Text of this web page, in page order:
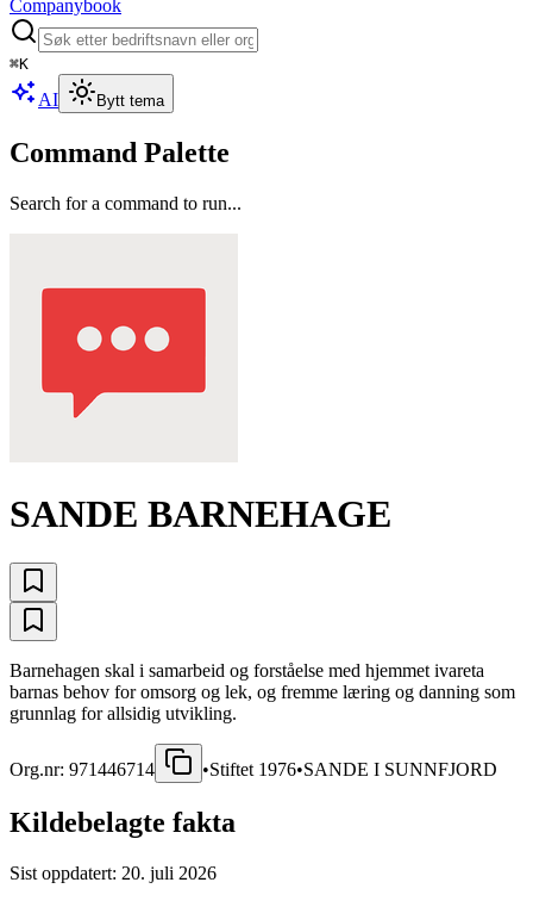
Companybook
⌘K
AI Bytt tema
Command Palette
Search for a command to run...
SANDE BARNEHAGE
Barnehagen skal i samarbeid og forståelse med hjemmet ivareta
barnas behov for omsorg og lek, og fremme læring og danning som
grunnlag for allsidig utvikling.
Org.nr: 971446714 •Stiftet 1976•SANDE I SUNNFJORD
Kildebelagte fakta
Sist oppdatert: 20. juli 2026